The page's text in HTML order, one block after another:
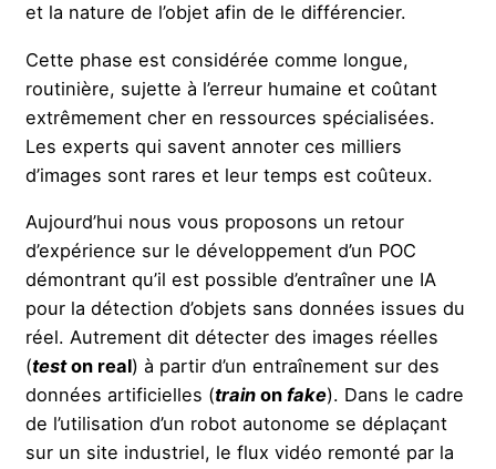
et la nature de l’objet afin de le différencier.
Cette phase est considérée comme longue,
routinière, sujette à l’erreur humaine et coûtant
extrêmement cher en ressources spécialisées.
Les experts qui savent annoter ces milliers
d’images sont rares et leur temps est coûteux.
Aujourd’hui nous vous proposons un retour
d’expérience sur le développement d’un POC
démontrant qu’il est possible d’entraîner une IA
pour la détection d’objets sans données issues du
réel. Autrement dit détecter des images réelles
(teston real) à partir d’un entraînement sur des
données artificielles (train on fake). Dans le cadre
de l’utilisation d’un robot autonome se déplaçant
sur un site industriel, le flux vidéo remonté par la